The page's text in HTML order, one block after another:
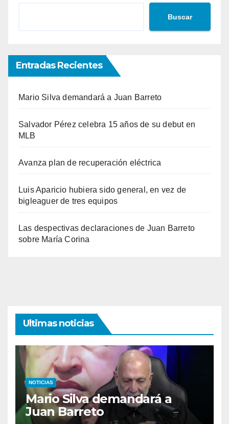
Buscar
Entradas Recientes
Mario Silva demandará a Juan Barreto
Salvador Pérez celebra 15 años de su debut en
MLB
Avanza plan de recuperación eléctrica
Luis Aparicio hubiera sido general, en vez de
bigleaguer de tres equipos
Las despectivas declaraciones de Juan Barreto
sobre María Corina
Ultimas noticias
NOTICIAS
Mario Silva demandará a
Juan Barreto